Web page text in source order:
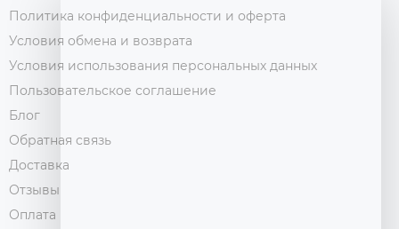
Политика конфиденциальности и оферта
Условия обмена и возврата
Условия использования персональных данных
Пользовательское соглашение
Блог
Обратная связь
Доставка
Отзывы
Оплата